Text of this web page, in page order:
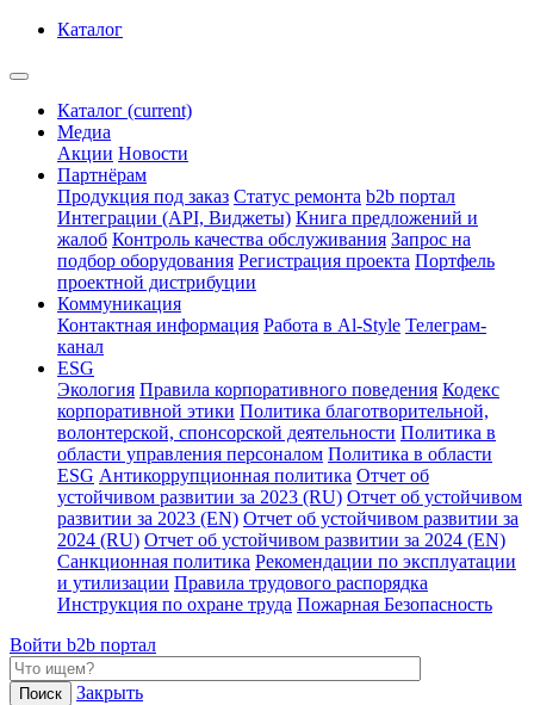
Каталог
Каталог (current)
Медиа
Акции Новости
Партнёрам
Продукция под заказ Статус ремонта b2b портал
Интеграции (API, Виджеты) Книга предложений и
жалоб Контроль качества обслуживания Запрос на
подбор оборудования Регистрация проекта Портфель
проектной дистрибуции
Коммуникация
Контактная информация Работа в Al-Style Телеграм-
канал
ESG
Экология Правила корпоративного поведения Кодекс
корпоративной этики Политика благотворительной,
волонтерской, спонсорской деятельности Политика в
области управления персоналом Политика в области
ESG Антикоррупционная политика Отчет об
устойчивом развитии за 2023 (RU) Отчет об устойчивом
развитии за 2023 (EN) Отчет об устойчивом развитии за
2024 (RU) Отчет об устойчивом развитии за 2024 (EN)
Санкционная политика Рекомендации по эксплуатации
и утилизации Правила трудового распорядка
Инструкция по охране труда Пожарная Безопасность
Войти b2b портал
Закрыть